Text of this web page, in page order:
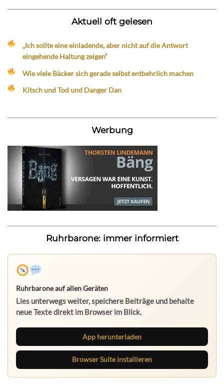
Aktuell oft gelesen
„Ich sollte eine einladende, aber nicht auf die Antwort
eingehende Haltung zeigen“
Wie viele Bäcker sich gerade selbst entbehrlich machen
Kitsch und Tod und Danger Dan
Werbung
Ruhrbarone: immer informiert
Ruhrbarone auf allen Geräten
Lies unterwegs weiter, speichere Beiträge und behalte
neue Texte direkt im Browser im Blick.
App herunterladen
Browser Suite installieren